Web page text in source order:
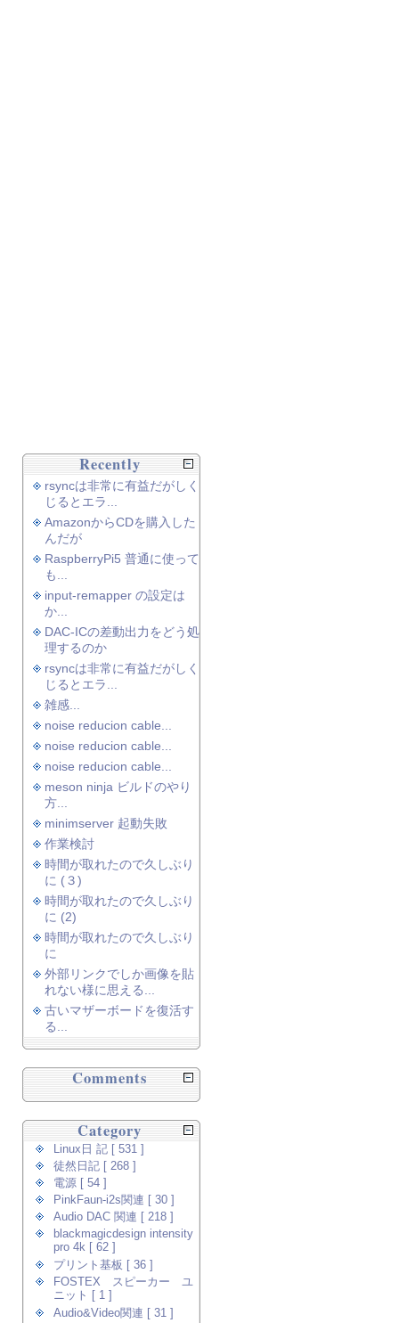
Recently
rsyncは非常に有益だがしく
じるとエラ...
AmazonからCDを購入した
んだが
RaspberryPi5 普通に使って
も...
input-remapper の設定は
か...
DAC-ICの差動出力をどう処
理するのか
rsyncは非常に有益だがしく
じるとエラ...
雑感...
noise reducion cable...
noise reducion cable...
noise reducion cable...
meson ninja ビルドのやり
方...
minimserver 起動失敗
作業検討
時間が取れたので久しぶり
に (３)
時間が取れたので久しぶり
に (2)
時間が取れたので久しぶり
に
外部リンクでしか画像を貼
れない様に思える...
古いマザーボードを復活す
る...
Comments
Category
Linux日 記 [ 531 ]
徒然日記 [ 268 ]
電源 [ 54 ]
PinkFaun-i2s関連 [ 30 ]
Audio DAC 関連 [ 218 ]
blackmagicdesign intensity
pro 4k [ 62 ]
プリント基板 [ 36 ]
FOSTEX スピーカー ユ
ニット [ 1 ]
Audio&Video関連 [ 31 ]